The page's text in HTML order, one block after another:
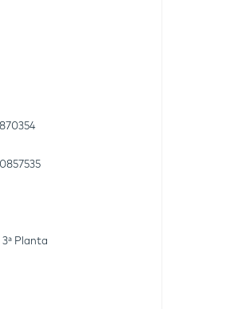
3ª Planta